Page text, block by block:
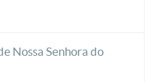
Nossa Senhora do